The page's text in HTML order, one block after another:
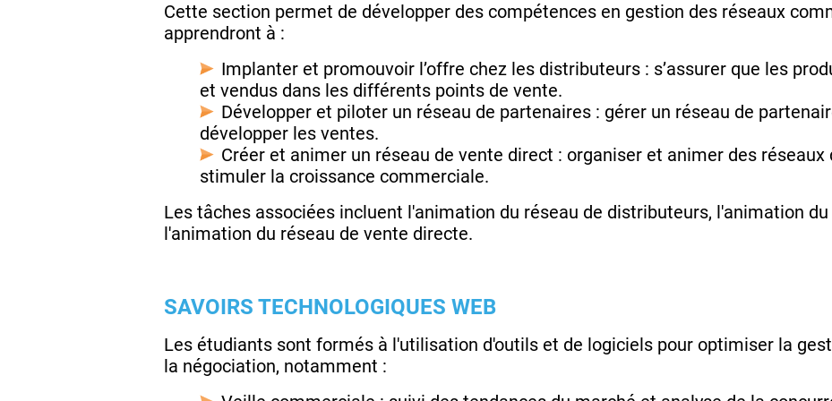
Cette section permet de développer des compétences en gestion des réseaux
apprendront à :
Implanter et promouvoir l’offre chez les distributeurs : s’assurer que les
et vendus dans les différents points de vente.
Développer et piloter un réseau de partenaires : gérer un réseau de
développer les ventes.
Créer et animer un réseau de vente direct : organiser et animer des
stimuler la croissance commerciale.
Les tâches associées incluent l'animation du réseau de distributeurs, l'animation
l'animation du réseau de vente directe.
SAVOIRS TECHNOLOGIQUES WEB
Les étudiants sont formés à l'utilisation d'outils et de logiciels pour optimiser la
la négociation, notamment :